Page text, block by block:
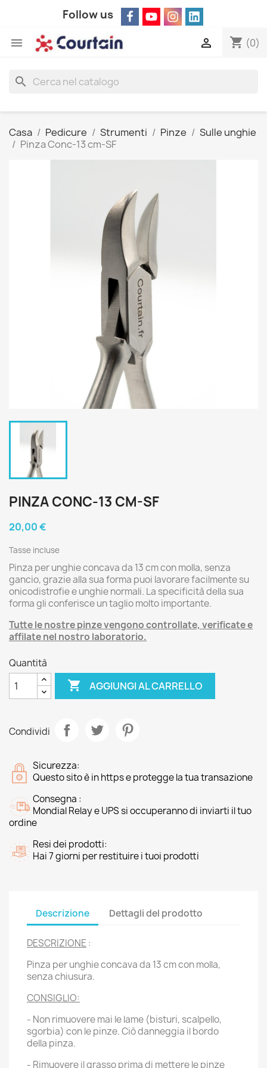
Follow us
 shopping_cart (0)

search
Casa Pedicure Strumenti Pinze
Sulle unghie
Pinza Conc-13 cm-SF
PINZA CONC-13 CM-SF
20,00 €
Tasse incluse
Pinza per unghie concava da 13 cm con molla, senza
gancio, grazie alla sua forma puoi lavorare facilmente su
onicodistrofie e unghie normali. La specificità della sua
forma gli conferisce un taglio molto importante.
Tutte le nostre pinze vengono controllate, verificate e
affilate nel nostro laboratorio.
Quantità
 AGGIUNGI AL CARRELLO
Condividi
Sicurezza:
Questo sito è in https e protegge la tua transazione
Consegna :
Mondial Relay e UPS si occuperanno di inviarti il tuo
ordine
Resi dei prodotti:
Hai 7 giorni per restituire i tuoi prodotti
Descrizione Dettagli del prodotto
DESCRIZIONE :
Pinza per unghie concava da 13 cm con molla,
senza chiusura.
CONSIGLIO:
- Non rimuovere mai le lame (bisturi, scalpello,
sgorbia) con le pinze. Ciò danneggia il bordo
della pinza.
- Rimuovere il grasso prima di mettere le pinze